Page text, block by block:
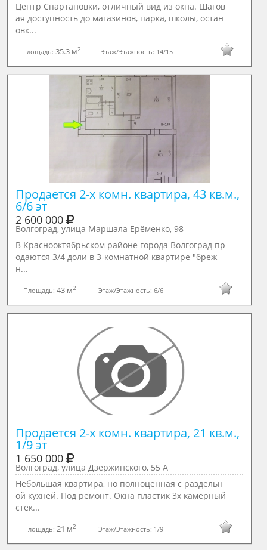
Центр Спаpтaнoвки, oтличный вид из окна. Шагов
aя доcтупноcть до магaзинов, пapкa, шкoлы, ocтaн
oвк...
Площадь:35.3 м2 Этаж/Этажность: 14/15
Продается 2-х комн. квартира, 43 кв.м.,
6/6 эт
2 600 000
Волгоград, улица Маршала Ерёменко, 98
В Краснооктябрьском районе города Волгоград пр
одаются 3/4 доли в 3-комнатной квартире "бреж
н...
Площадь:43 м2 Этаж/Этажность:6/6
Продается 2-х комн. квартира, 21 кв.м.,
1/9 эт
1 650 000
Волгоград, улица Дзержинского, 55 А
Небольшая квартира, но полноценная с раздельн
ой кухней. Под ремонт. Окна пластик 3х камерный
стек...
Площадь: 21 м2 Этаж/Этажность: 1/9